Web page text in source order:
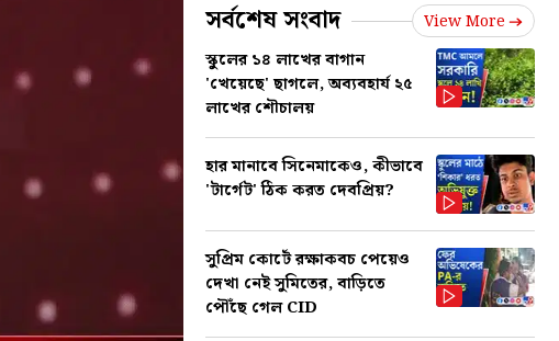
সর্বশেষ সংবাদ View More
স্কুলের ১৪ লাখের বাগান
'খেয়েছে' ছাগলে, অব্যবহার্য ২৫
লাখের শৌচালয়
হার মানাবে সিনেমাকেও, কীভাবে
'টার্গেট' ঠিক করত দেবপ্রিয়?
সুপ্রিম কোর্টে রক্ষাকবচ পেয়েও
দেখা নেই সুমিতের, বাড়িতে
পৌঁছে গেল CID